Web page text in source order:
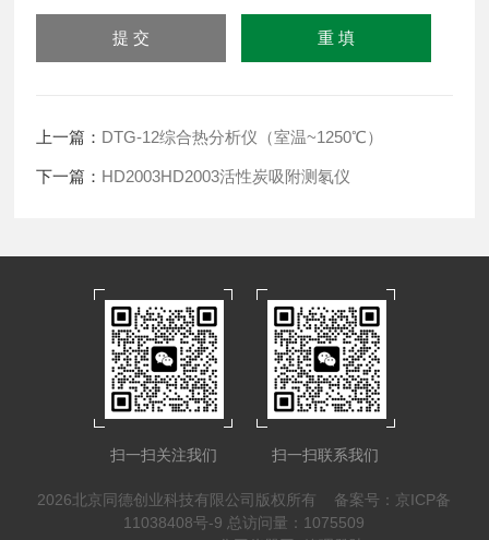
上一篇： DTG-12综合热分析仪（室温~1250℃）
下一篇： HD2003HD2003活性炭吸附测氡仪
扫一扫关注我们 扫一扫联系我们
2026北京同德创业科技有限公司版权所有 备案号：京ICP备
11038408号-9 总访问量：1075509